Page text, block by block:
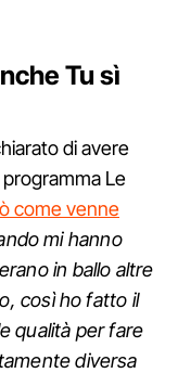
Tu sì
di avere
Le
come venne
mi hanno
in ballo altre
così ho fatto il
qualità per fare
diversa